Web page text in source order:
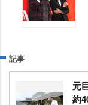
記事
元
約